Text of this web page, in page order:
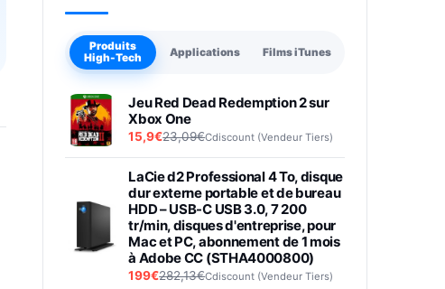
Produits
High-Tech
Applications Films iTunes
Jeu Red Dead Redemption 2 sur
Xbox One
15,9€23,09€Cdiscount (Vendeur Tiers)
LaCie d2 Professional 4 To, disque
dur externe portable et de bureau
HDD – USB-C USB 3.0, 7 200
tr/min, disques d'entreprise, pour
Mac et PC, abonnement de 1 mois
à Adobe CC (STHA4000800)
199€282,13€Cdiscount (Vendeur Tiers)